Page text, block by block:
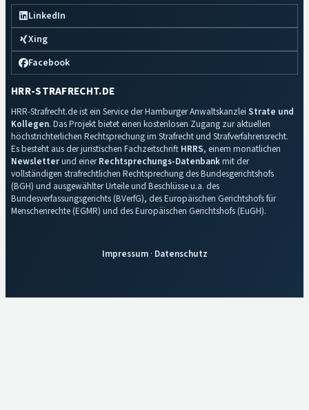
LinkedIn
Xing
Facebook
HRR-STRAFRECHT.DE
HRR-Strafrecht.de ist ein Service der Hamburger Anwaltskanzlei Strate und
Kollegen. Das Projekt bietet einen kostenlosen Zugang zur aktuellen
höchstrichterlichen Rechtsprechung im Strafrecht und Strafverfahrensrecht.
Es besteht aus der juristischen Fachzeitschrift HRRS, einem monatlichen
Newsletterund einerRechtsprechungs-Datenbankmit der
vollständigen strafrechtlichen Rechtsprechung des Bundesgerichtshofs
(BGH) und ausgewählter Urteile und Beschlüsse u.a. des
Bundesverfassungsgerichts (BVerfG), des Europäischen Gerichtshofs für
Menschenrechte (EGMR) und des Europäischen Gerichtshofs (EuGH).
Impressum· Datenschutz